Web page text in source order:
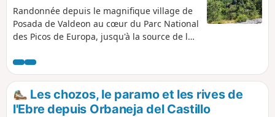
Randonnée depuis le magnifique village de
Posada de Valdeon au cœur du Parc National
des Picos de Europa, jusqu'à la source de la
Cares.
Les chozos, le paramo et les rives de
l'Ebre depuis Orbaneja del Castillo